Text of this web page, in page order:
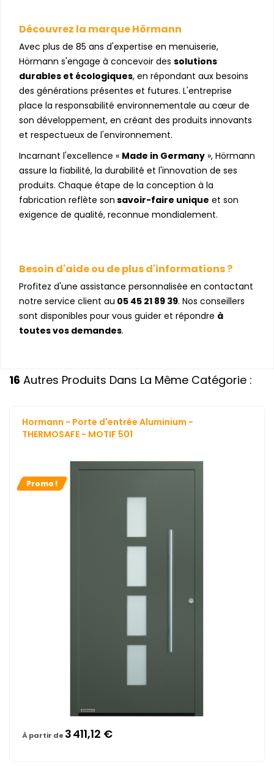
Découvrez la marque Hörmann
Avec plus de 85 ans d'expertise en menuiserie,
Hörmann s'engage à concevoir des solutions
durables et écologiques, en répondant aux besoins
des générations présentes et futures. L'entreprise
place la responsabilité environnementale au cœur de
son développement, en créant des produits innovants
et respectueux de l'environnement.
Incarnant l'excellence « Made in Germany », Hörmann
assure la fiabilité, la durabilité et l'innovation de ses
produits. Chaque étape de la conception à la
fabrication reflète son savoir-faire unique et son
exigence de qualité, reconnue mondialement.
Besoin d'aide ou de plus d'informations ?
Profitez d'une assistance personnalisée en contactant
notre service client au 05 45 21 89 39. Nos conseillers
sont disponibles pour vous guider et répondre à
toutes vos demandes.
16 Autres Produits Dans La Même Catégorie :
Hormann - Porte d'entrée Aluminium -
THERMOSAFE - MOTIF 501
Promo !
À partir de 3 411,12 €